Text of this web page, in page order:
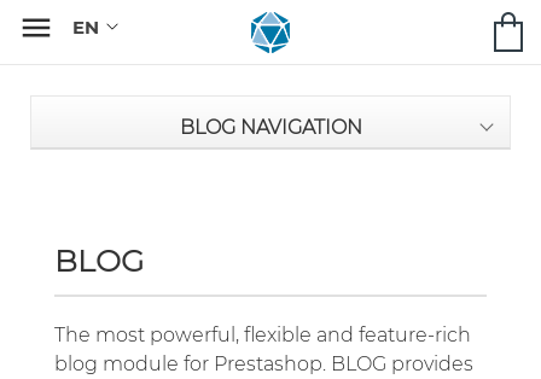

BLOG NAVIGATION
BLOG
The most powerful, flexible and feature-rich
blog module for Prestashop. BLOG provides